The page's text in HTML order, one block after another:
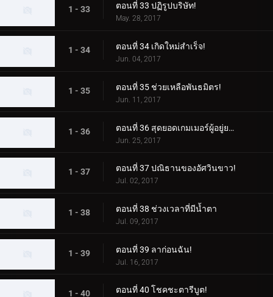
1 - 33 ตอนที่ 33 ปฏิรูปบริษัท!
May. 28, 2017
1 - 34 ตอนที่ 34 เกิดใหม่สำเร็จ!
Jun. 04, 2017
1 - 35 ตอนที่ 35 ช่วยเหลือพันธมิตร!
Jun. 11, 2017
1 - 36 ตอนที่ 36 สุดยอดเกมเมอร์ผู้อยู่ยงคงกระพัน!
Jun. 25, 2017
1 - 37 ตอนที่ 37 ปณิธานของอัศวินขาว!
Jul. 02, 2017
1 - 38 ตอนที่ 38 ช่วงเวลาที่มีน้ำตา
Jul. 09, 2017
1 - 39 ตอนที่ 39 ลาก่อนฉัน!
Jul. 16, 2017
1 - 40 ตอนที่ 40 โชคชะตารีบูต!